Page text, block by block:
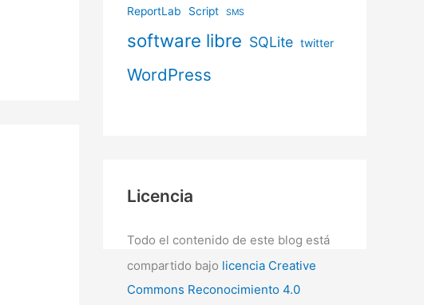
ReportLab
Script SMS
software libre SQLite twitter
WordPress
Licencia
Todo el contenido de este blog está
compartido bajo licencia Creative
Commons Reconocimiento 4.0